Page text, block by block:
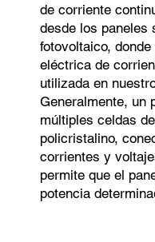
de corriente
desde los paneles
fotovoltaico,
eléctrica de
utilizada en
Generalmente, un
múltiples celdas
policristalino,
corrientes y
permite que el
potencia